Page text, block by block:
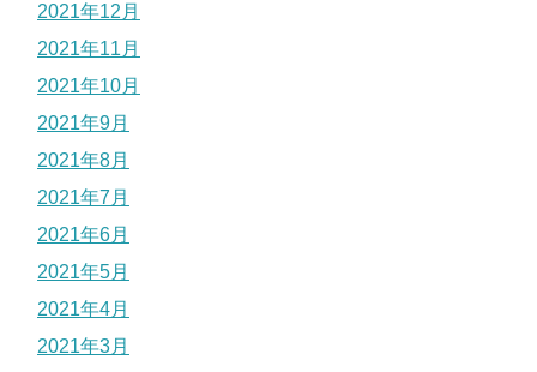
2021年12月
2021年11月
2021年10月
2021年9月
2021年8月
2021年7月
2021年6月
2021年5月
2021年4月
2021年3月